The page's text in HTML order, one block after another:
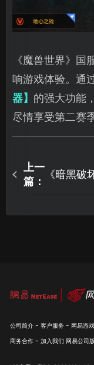
《魔兽世界》国
响游戏体验。通
器】 的强大功能
尽情享受第二赛
上一
篇：
《暗黑破
一览！
公司简介 - 客户服务 - 网易游
商务合作 - 加入我们 网易公司